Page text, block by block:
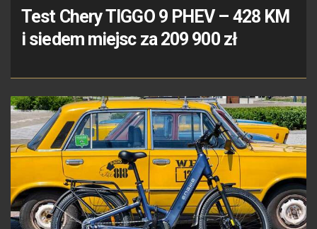
Test Chery TIGGO 9 PHEV – 428 KM
i siedem miejsc za 209 900 zł